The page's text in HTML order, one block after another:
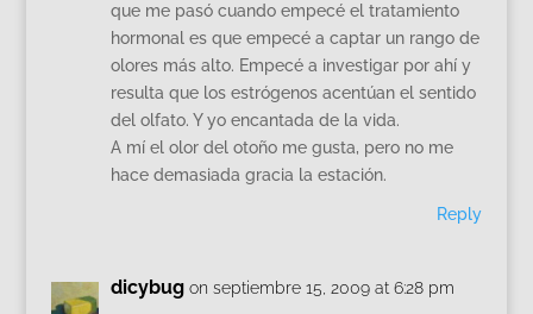
que me pasó cuando empecé el tratamiento
hormonal es que empecé a captar un rango de
olores más alto. Empecé a investigar por ahí y
resulta que los estrógenos acentúan el sentido
del olfato. Y yo encantada de la vida.
A mí el olor del otoño me gusta, pero no me
hace demasiada gracia la estación.
Reply
dicybug on septiembre 15, 2009 at 6:28 pm